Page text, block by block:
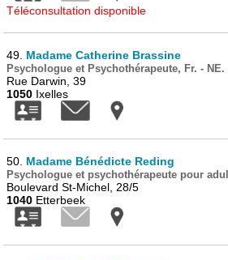
Téléconsultation disponible
49. Madame Catherine Brassine
Psychologue et Psychothérapeute, Fr. - NE.
Rue Darwin, 39
1050 Ixelles
50. Madame Bénédicte Reding
Psychologue et psychothérapeute pour
Boulevard St-Michel, 28/5
1040 Etterbeek